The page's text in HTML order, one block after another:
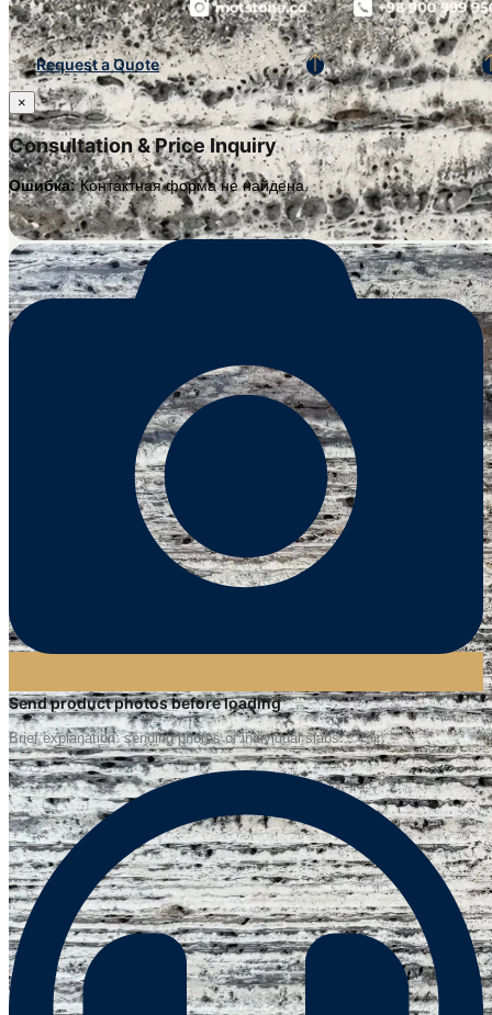
Request a Quote
×
Consultation & Price Inquiry
Ошибка:Контактная форма не найдена.
Send product photos before loading
Brief explanation: sending photos of individual slabs.